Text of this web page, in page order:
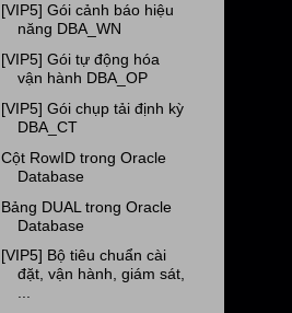
[VIP5] Gói cảnh báo hiệu
năng DBA_WN
[VIP5] Gói tự động hóa
vận hành DBA_OP
[VIP5] Gói chụp tải định kỳ
DBA_CT
Cột RowID trong Oracle
Database
Bảng DUAL trong Oracle
Database
[VIP5] Bộ tiêu chuẩn cài
đặt, vận hành, giám sát,
...